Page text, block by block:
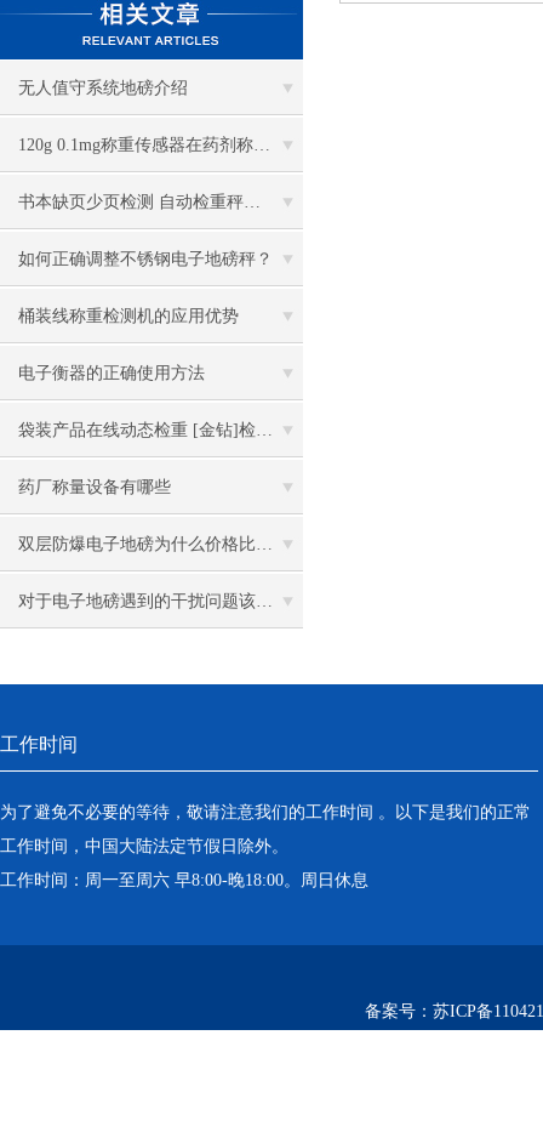
无人值守系统地磅介绍
120g 0.1mg称重传感器在药剂称重行业的应用
书本缺页少页检测 自动检重秤特性推荐
如何正确调整不锈钢电子地磅秤？
桶装线称重检测机的应用优势
电子衡器的正确使用方法
袋装产品在线动态检重 [金钻]检重秤推荐
药厂称量设备有哪些
双层防爆电子地磅为什么价格比普通电子地磅高呢？
对于电子地磅遇到的干扰问题该如何处理？
工作时间
为了避免不必要的等待，敬请注意我们的工作时间 。以下是我们的正常
工作时间，中国大陆法定节假日除外。
工作时间：周一至周六 早8:00-晚18:00。周日休息
备案号： 苏ICP备